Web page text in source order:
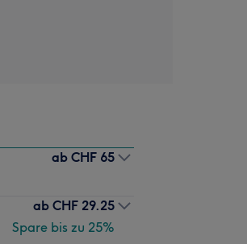
ab CHF 65
ab CHF 29.25
Spare bis zu 25%